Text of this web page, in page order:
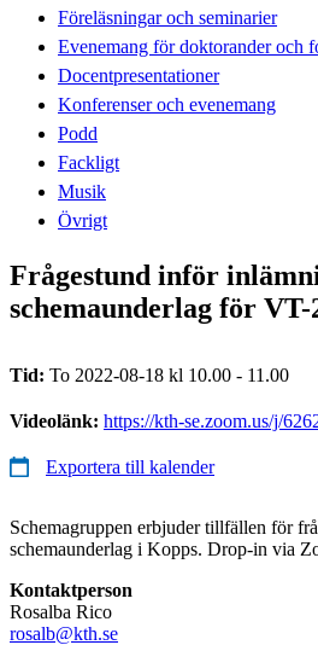
Föreläsningar och seminarier
Evenemang för doktorander och
Docentpresentationer
Konferenser och evenemang
Podd
Fackligt
Musik
Övrigt
Frågestund inför
schemaunderlag för
Tid: To 2022-08-18 kl 10.00 - 11.00
Videolänk: https://kth-se.zoom.us/j/
Exportera till kalender
Schemagruppen erbjuder tillfällen för
schemaunderlag i Kopps. Drop-in via
Kontaktperson
Rosalba Rico
​​​​​​​rosalb@kth.se